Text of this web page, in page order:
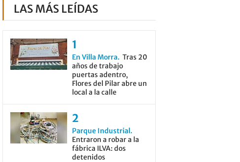
LAS MÁS LEÍDAS
En Villa Morra
Tras 20
años de trabajo
puertas adentro,
Flores del Pilar abre un
local a la calle
Parque Industrial
Entraron a robar a la
fábrica ILVA: dos
detenidos